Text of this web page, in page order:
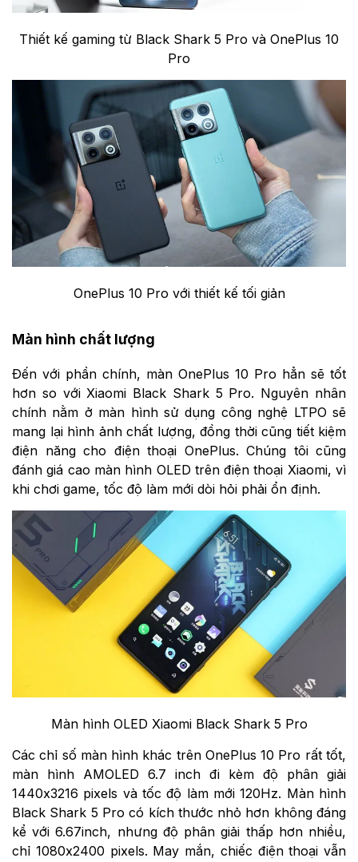
Thiết kế gaming từ Black Shark 5 Pro và OnePlus 10
Pro
OnePlus 10 Pro với thiết kế tối giản
Màn hình chất lượng
Đến với phần chính, màn OnePlus 10 Pro hẳn sẽ tốt
hơn so với Xiaomi Black Shark 5 Pro. Nguyên nhân
chính nằm ở màn hình sử dụng công nghệ LTPO sẽ
mang lại hình ảnh chất lượng, đồng thời cũng tiết kiệm
điện năng cho điện thoại OnePlus. Chúng tôi cũng
đánh giá cao màn hình OLED trên điện thoại Xiaomi, vì
khi chơi game, tốc độ làm mới dòi hỏi phải ổn định.
Màn hình OLED Xiaomi Black Shark 5 Pro
Các chỉ số màn hình khác trên OnePlus 10 Pro rất tốt,
màn hình AMOLED 6.7 inch đi kèm độ phân giải
1440x3216 pixels và tốc độ làm mới 120Hz. Màn hình
Black Shark 5 Pro có kích thước nhỏ hơn không đáng
kể với 6.67inch, nhưng độ phân giải thấp hơn nhiều,
chỉ 1080x2400 pixels. May mắn, chiếc điện thoại vẫn